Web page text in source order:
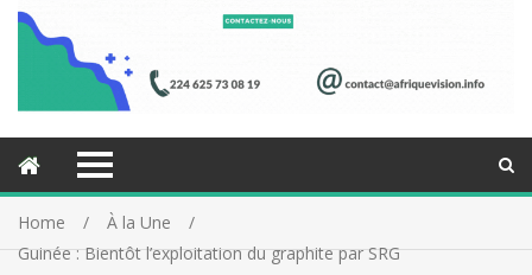
Home
À la Une
Guinée : Bientôt l’exploitation du graphite par SRG